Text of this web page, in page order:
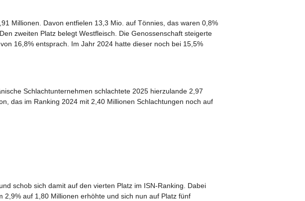
Millionen. Davon entfielen 13,3 Mio. auf Tönnies, das waren 0,8%
zweiten Platz belegt Westfleisch. Die Genossenschaft steigerte
16,8% entsprach. Im Jahr 2024 hatte dieser noch bei 15,5%
Schlachtunternehmen schlachtete 2025 hierzulande 2,97
das im Ranking 2024 mit 2,40 Millionen Schlachtungen noch auf
schob sich damit auf den vierten Platz im ISN-Ranking. Dabei
auf 1,80 Millionen erhöhte und sich nun auf Platz fünf